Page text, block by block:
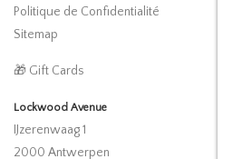
Politique de Confidentialité
Sitemap
🎁 Gift Cards
Lockwood Avenue
IJzerenwaag 1
2000 Antwerpen